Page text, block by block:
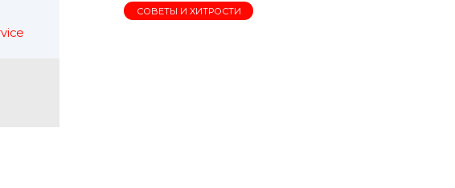
СОВЕТЫ И ХИТРОСТИ